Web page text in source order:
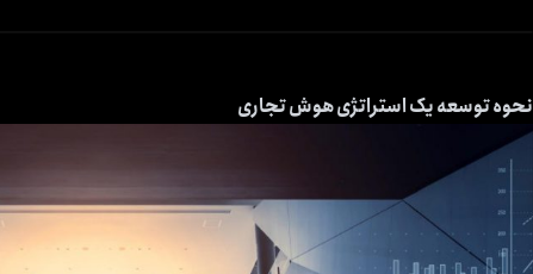
نحوه توسعه یک استراتژی هوش تجاری